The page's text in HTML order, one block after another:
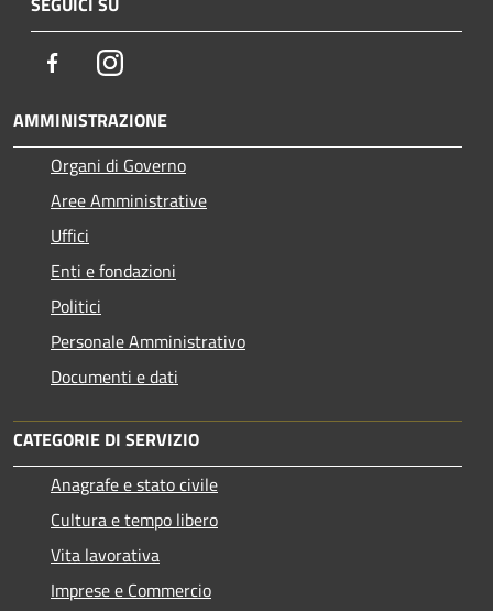
FacebookInstagram
AMMINISTRAZIONE
Organi di Governo
Aree Amministrative
Uffici
Enti e fondazioni
Politici
Personale Amministrativo
Documenti e dati
CATEGORIE DI SERVIZIO
Anagrafe e stato civile
Cultura e tempo libero
Vita lavorativa
Imprese e Commercio